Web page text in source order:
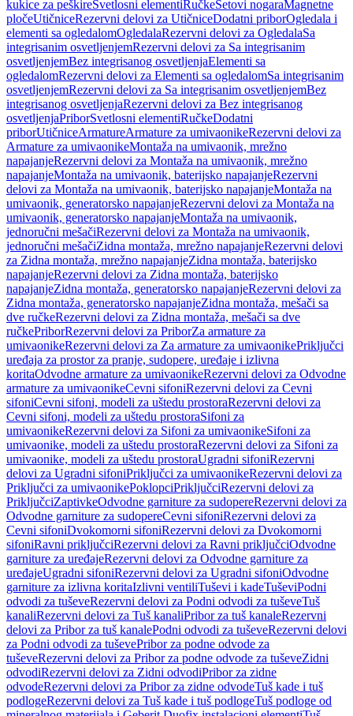
kukice za peškireSvetlosni elementiRučkeSetovi nogaraMagnetne
pločeUtičniceRezervni delovi za UtičniceDodatni priborOgledala i
elementi sa ogledalomOgledalaRezervni delovi za OgledalaSa
integrisanim osvetljenjemRezervni delovi za Sa integrisanim
osvetljenjemBez integrisanog osvetljenjaElementi sa
ogledalomRezervni delovi za Elementi sa ogledalomSa integrisanim
osvetljenjemRezervni delovi za Sa integrisanim osvetljenjemBez
integrisanog osvetljenjaRezervni delovi za Bez integrisanog
osvetljenjaPriborSvetlosni elementiRučkeDodatni
priborUtičniceArmatureArmature za umivaonikeRezervni delovi za
Armature za umivaonikeMontaža na umivaonik, mrežno
napajanjeRezervni delovi za Montaža na umivaonik, mrežno
napajanjeMontaža na umivaonik, baterijsko napajanjeRezervni
delovi za Montaža na umivaonik, baterijsko napajanjeMontaža na
umivaonik, generatorsko napajanjeRezervni delovi za Montaža na
umivaonik, generatorsko napajanjeMontaža na umivaonik,
jednoručni mešačiRezervni delovi za Montaža na umivaonik,
jednoručni mešačiZidna montaža, mrežno napajanjeRezervni delovi
za Zidna montaža, mrežno napajanjeZidna montaža, baterijsko
napajanjeRezervni delovi za Zidna montaža, baterijsko
napajanjeZidna montaža, generatorsko napajanjeRezervni delovi za
Zidna montaža, generatorsko napajanjeZidna montaža, mešači sa
dve ručkeRezervni delovi za Zidna montaža, mešači sa dve
ručkePriborRezervni delovi za PriborZa armature za
umivaonikeRezervni delovi za Za armature za umivaonikePriključci
uređaja za prostor za pranje, sudopere, uređaje i izlivna
koritaOdvodne armature za umivaonikeRezervni delovi za Odvodne
armature za umivaonikeCevni sifoniRezervni delovi za Cevni
sifoniCevni sifoni, modeli za uštedu prostoraRezervni delovi za
Cevni sifoni, modeli za uštedu prostoraSifoni za
umivaonikeRezervni delovi za Sifoni za umivaonikeSifoni za
umivaonike, modeli za uštedu prostoraRezervni delovi za Sifoni za
umivaonike, modeli za uštedu prostoraUgradni sifoniRezervni
delovi za Ugradni sifoniPriključci za umivaonikeRezervni delovi za
Priključci za umivaonikePoklopciPriključciRezervni delovi za
PriključciZaptivkeOdvodne garniture za sudopereRezervni delovi za
Odvodne garniture za sudopereCevni sifoniRezervni delovi za
Cevni sifoniDvokomorni sifoniRezervni delovi za Dvokomorni
sifoniRavni priključciRezervni delovi za Ravni priključciOdvodne
garniture za uređajeRezervni delovi za Odvodne garniture za
uređajeUgradni sifoniRezervni delovi za Ugradni sifoniOdvodne
garniture za izlivna koritaIzlivni ventiliTuševi i kadeTuševiPodni
odvodi za tuševeRezervni delovi za Podni odvodi za tuševeTuš
kanaliRezervni delovi za Tuš kanaliPribor za tuš kanaleRezervni
delovi za Pribor za tuš kanalePodni odvodi za tuševeRezervni delovi
za Podni odvodi za tuševePribor za podne odvode za
tuševeRezervni delovi za Pribor za podne odvode za tuševeZidni
odvodiRezervni delovi za Zidni odvodiPribor za zidne
odvodeRezervni delovi za Pribor za zidne odvodeTuš kade i tuš
podlogeRezervni delovi za Tuš kade i tuš podlogeTuš podloge od